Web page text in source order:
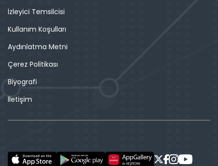
İzleyici Temsilcisi
Kullanım Koşulları
Aydınlatma Metni
Çerez Politikası
Biyografi
İletişim